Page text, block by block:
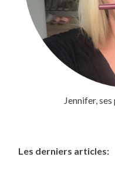
Jennifer,
Les derniers articles: